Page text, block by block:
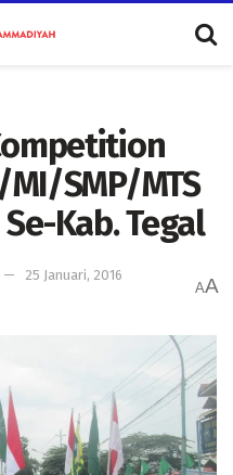
MI/SMP/MTS
Kab. Tegal
25 Januari, 2016
AA